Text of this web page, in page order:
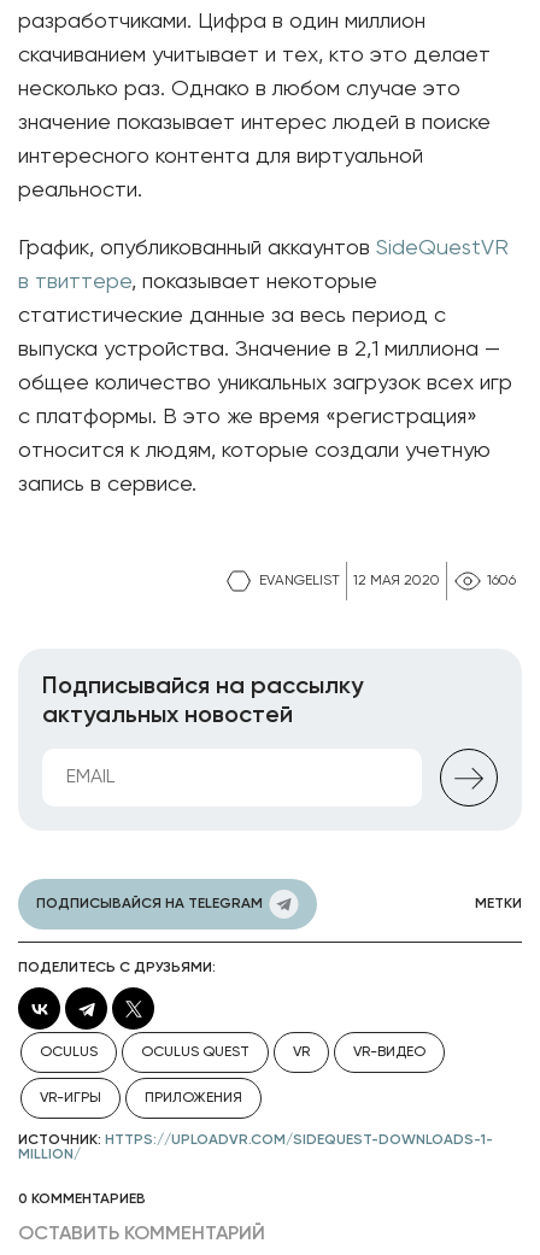
EVANGELIST 12 МАЯ 2020 1606
разработчиками. Цифра в один миллион
скачиванием учитывает и тех, кто это делает
несколько раз. Однако в любом случае это
значение показывает интерес людей в поиске
интересного контента для виртуальной
реальности.
График, опубликованный аккаунтов SideQuestVR
в твиттере, показывает некоторые
статистические данные за весь период с
выпуска устройства. Значение в 2,1 миллиона —
общее количество уникальных загрузок всех игр
с платформы. В это же время «регистрация»
относится к людям, которые создали учетную
запись в сервисе.
Подписывайся на рассылку
актуальных новостей
ПОДПИСЫВАЙСЯ НА TELEGRAM МЕТКИ
ПОДЕЛИТЕСЬ С ДРУЗЬЯМИ:
OCULUS OCULUS QUEST VR VR-ВИДЕО
VR-ИГРЫ ПРИЛОЖЕНИЯ
ИСТОЧНИК: HTTPS://UPLOADVR.COM/SIDEQUEST-DOWNLOADS-1-
MILLION/
0 КОММЕНТАРИЕВ
ОСТАВИТЬ КОММЕНТАРИЙ